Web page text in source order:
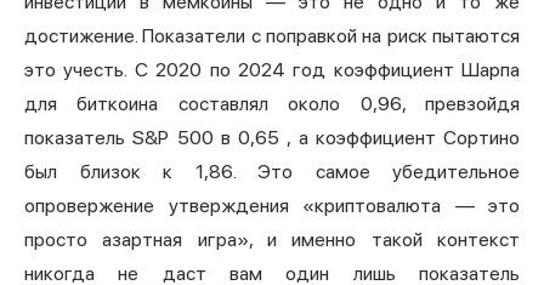
достижение. Показатели с поправкой на риск пытаются
это учесть. С 2020 по 2024 год коэффициент Шарпа
для биткоина составлял около 0,96, превзойдя
показатель S&P 500 в 0,65 , а коэффициент Сортино
был близок к 1,86. Это самое убедительное
опровержение утверждения «криптовалюта — это
просто азартная игра», и именно такой контекст
никогда не даст вам один лишь показатель